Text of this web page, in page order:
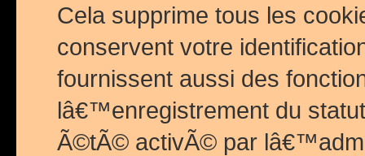
Cela supprime tous les
conservent votre
fournissent aussi des
lâ€™enregistrement du
Ã©tÃ© activÃ© par